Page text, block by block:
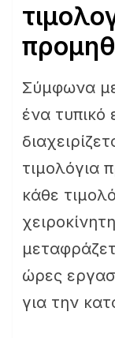
Σύμφωνα
ένα τυπικό
τιμολόγια
κάθε
ώρες
για την